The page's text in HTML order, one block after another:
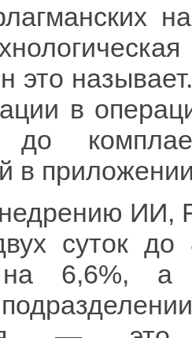
это
в
до
в
ИИ,
суток до
на 6,6%, а